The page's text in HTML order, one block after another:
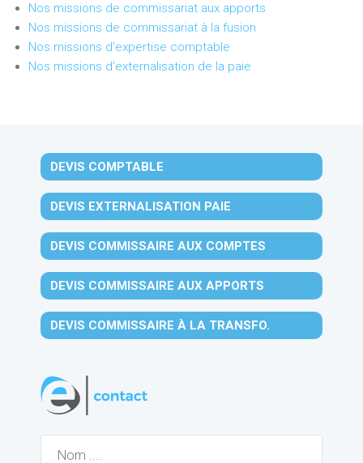
Nos missions de commissariat aux apports
Nos missions de commissariat à la fusion
Nos missions d'expertise comptable
Nos missions d'externalisation de la paie
DEVIS COMPTABLE
DEVIS EXTERNALISATION PAIE
DEVIS COMMISSAIRE AUX COMPTES
DEVIS COMMISSAIRE AUX APPORTS
DEVIS COMMISSAIRE À LA TRANSFO.